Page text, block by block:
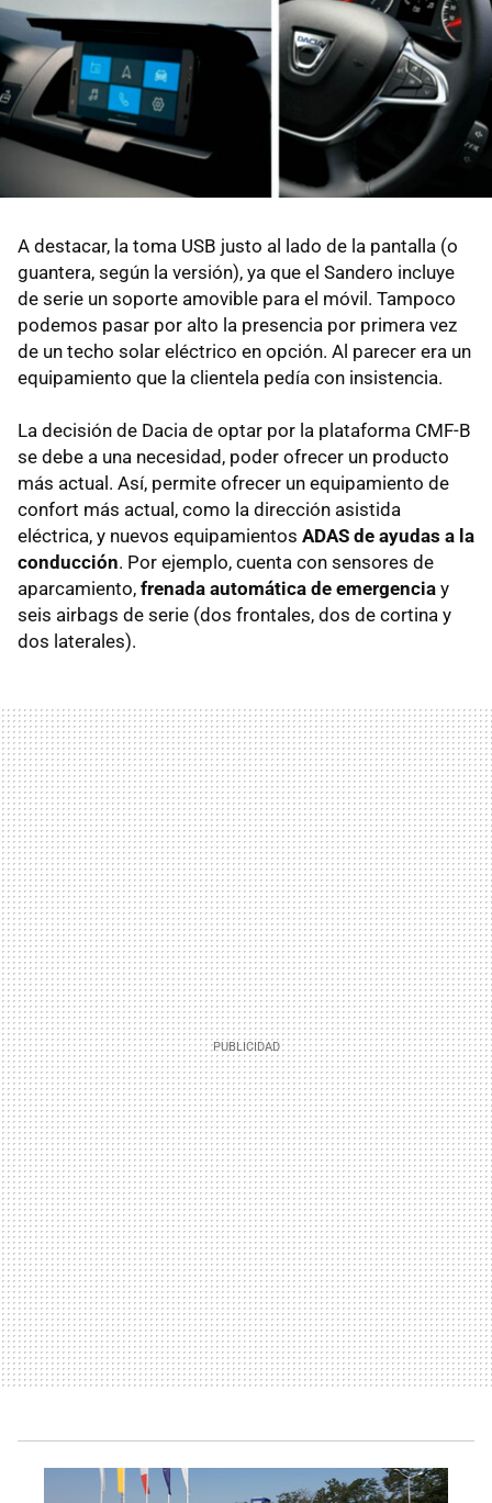
A destacar, la toma USB justo al lado de la pantalla (o
guantera, según la versión), ya que el Sandero incluye
de serie un soporte amovible para el móvil. Tampoco
podemos pasar por alto la presencia por primera vez
de un techo solar eléctrico en opción. Al parecer era un
equipamiento que la clientela pedía con insistencia.
La decisión de Dacia de optar por la plataforma CMF-B
se debe a una necesidad, poder ofrecer un producto
más actual. Así, permite ofrecer un equipamiento de
confort más actual, como la dirección asistida
eléctrica, y nuevos equipamientos ADAS de ayudas a la
conducción. Por ejemplo, cuenta con sensores de
aparcamiento, frenada automática de emergencia y
seis airbags de serie (dos frontales, dos de cortina y
dos laterales).